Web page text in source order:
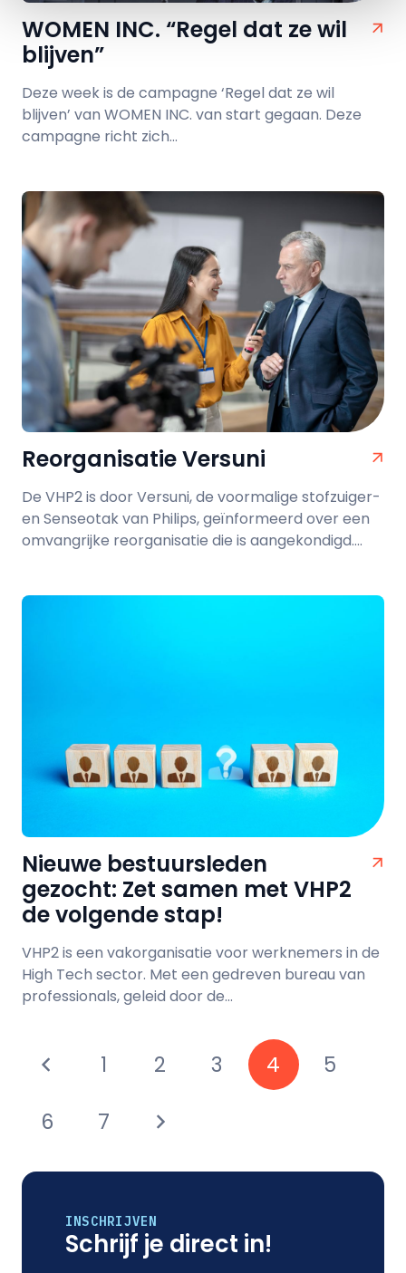
WOMEN INC. “Regel dat ze wil
blijven”
Deze week is de campagne ‘Regel dat ze wil
blijven’ van WOMEN INC. van start gegaan. Deze
campagne richt zich...
Reorganisatie Versuni
De VHP2 is door Versuni, de voormalige stofzuiger-
en Senseotak van Philips, geïnformeerd over een
omvangrijke reorganisatie die is aangekondigd....
Nieuwe bestuursleden
gezocht: Zet samen met VHP2
de volgende stap!
VHP2 is een vakorganisatie voor werknemers in de
High Tech sector. Met een gedreven bureau van
professionals, geleid door de...
1 2 3 4
5
6
7
INSCHRIJVEN
Schrijf je direct in!